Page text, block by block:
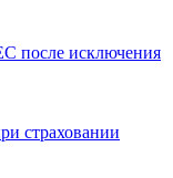
после исключения
страховании